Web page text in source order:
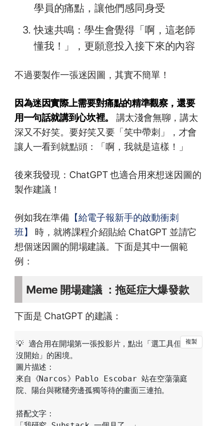
學員的痛點，讓他們感同身受
快速共鳴：學生會覺得「啊，這老師
懂我！」，更願意投入接下來的內容
不過要製作一張迷因圖，其實不簡單！
因為迷因實際上需要對痛點的精準觀察，還要
用一句話就講到心坎裡。
講太淺會無聊，講太
深又不好笑。要好笑又要「笑中帶刺」，才會
讓人一看到就點頭：「啊，我就是這樣！」
後來我發現：ChatGPT 也適合用來想迷因圖的
製作建議！
例如我在準備【給電子報新手的啟動衝刺
班】
時，就將課程介紹貼給 ChatGPT 並請它
想個迷因圖的開場建議。下面是其中一個範
例：
Meme 開場建議 ：拖延症大爆發款
下面是 ChatGPT 的建議：
💡 適合用在開場第一張投影片，點出「選工具但一直
沒開始」的困境。
圖片描述：
來自《Narcos》Pablo Escobar 站在空蕩蕩庭
院、陽台與鞦韆旁邊孤獨等待的畫面三連拍。
搭配文字：